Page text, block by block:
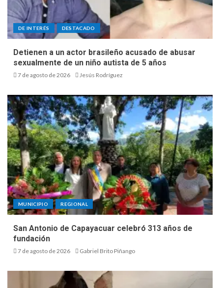
DE INTERÉS DESTACADO
Detienen a un actor brasileño acusado de abusar
sexualmente de un niño autista de 5 años
7 de agosto de 2026 Jesús Rodríguez
MUNICIPIO REGIONAL
San Antonio de Capayacuar celebró 313 años de
fundación
7 de agosto de 2026 Gabriel Brito Piñango